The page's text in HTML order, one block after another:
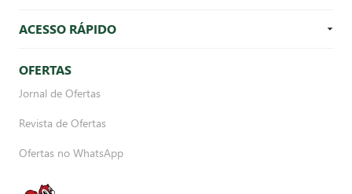
ACESSO RÁPIDO
OFERTAS
Jornal de Ofertas
Revista de Ofertas
Ofertas no WhatsApp